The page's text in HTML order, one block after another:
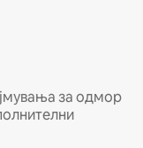
за одмор